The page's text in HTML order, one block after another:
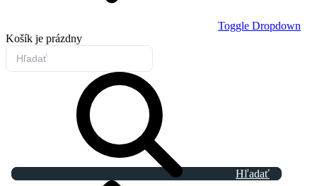
Toggle Dropdown
Košík je prázdny
Hľadať